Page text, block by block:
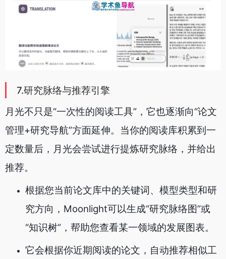
7.研究脉络与推荐引擎
月光不只是“一次性的阅读工具”，它也逐渐向“论文
管理+研究导航”方面延伸。当你的阅读库积累到一
定数量后，月光会尝试进行提炼研究脉络，并给出
推荐。
根据您当前论文库中的关键词、模型类型和研
究方向，Moonlight可以生成“研究脉络图”或
“知识树”，帮助您查看某一领域的发展图表。
它会根据你近期阅读的论文，自动推荐相似工